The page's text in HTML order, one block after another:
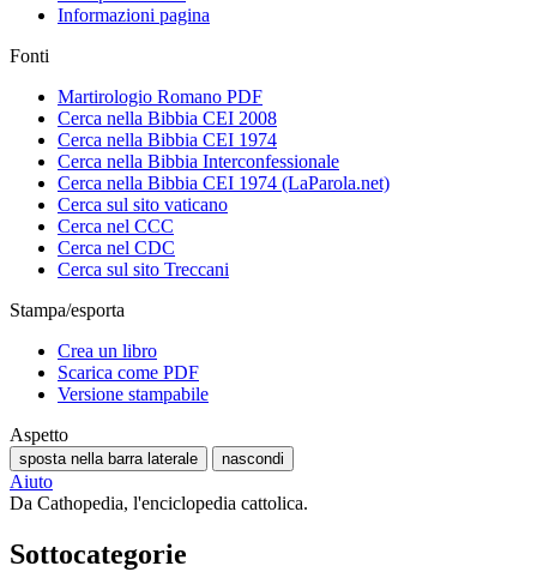
Informazioni pagina
Fonti
Martirologio Romano PDF
Cerca nella Bibbia CEI 2008
Cerca nella Bibbia CEI 1974
Cerca nella Bibbia Interconfessionale
Cerca nella Bibbia CEI 1974 (LaParola.net)
Cerca sul sito vaticano
Cerca nel CCC
Cerca nel CDC
Cerca sul sito Treccani
Stampa/esporta
Crea un libro
Scarica come PDF
Versione stampabile
Aspetto
sposta nella barra laterale nascondi
Aiuto
Da Cathopedia, l'enciclopedia cattolica.
Sottocategorie